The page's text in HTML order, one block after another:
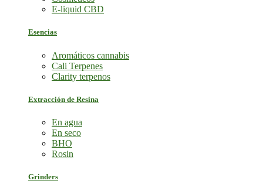
E-liquid CBD
Esencias
Aromáticos cannabis
Cali Terpenes
Clarity terpenos
Extracción de Resina
En agua
En seco
BHO
Rosin
Grinders